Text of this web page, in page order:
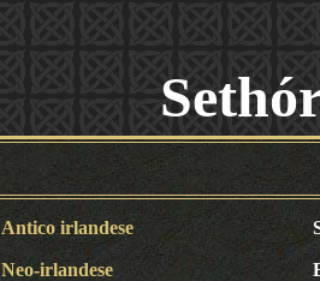
Antico irlandese
Neo-irlandese